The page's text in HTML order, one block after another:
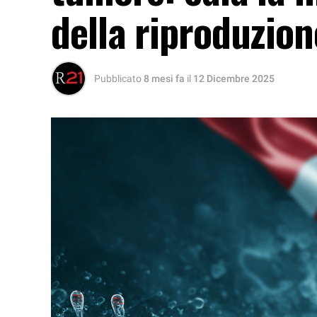
della
Pubblicato 8 mesi fa il 12 Dicembre 2025